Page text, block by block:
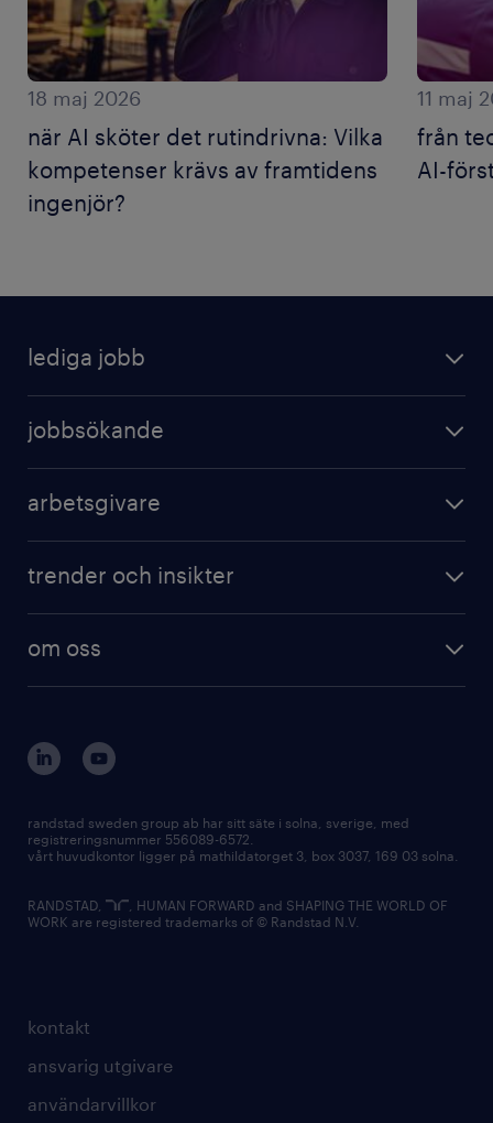
18 maj 2026
när AI sköter det rutindrivna: Vilka
kompetenser krävs av framtidens
ingenjör?
11 maj
från
AI-
lediga jobb
jobbsökande
arbetsgivare
trender och insikter
om oss
kontakt
ansvarig utgivare
användarvillkor
randstad sweden group ab har sitt säte i solna, sverige, med
registreringsnummer 556089-6572.
vårt huvudkontor ligger på mathildatorget 3, box 3037, 169 03 solna.
RANDSTAD,
, HUMAN FORWARD and SHAPING THE WORLD OF
WORK are registered trademarks of © Randstad N.V.